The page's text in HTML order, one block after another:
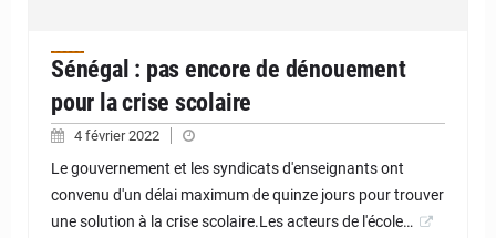
Sénégal : pas encore de dénouement
pour la crise scolaire
4 février 2022
Le gouvernement et les syndicats d'enseignants ont
convenu d'un délai maximum de quinze jours pour trouver
une solution à la crise scolaire.Les acteurs de l'école…